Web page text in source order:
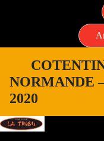
COTENTIN
NORMANDE
2020